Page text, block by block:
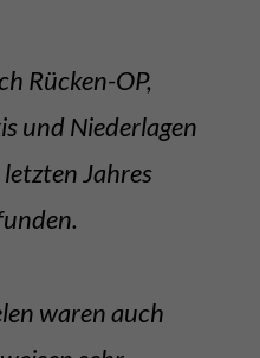
Rücken-OP,
und Niederlagen
Jahres
waren auch